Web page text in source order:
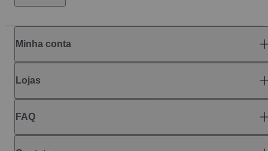
Minha conta
Lojas
FAQ